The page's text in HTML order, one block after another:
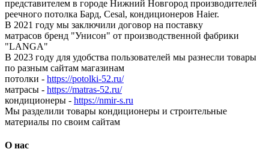
представителем в городе Нижний Новгород производителей
реечного потолка Бард, Cesal, кондиционеров Haier.
В 2021 году мы заключили договор на поставку
матрасов бренд "Унисон" от производственной фабрики
"LANGA"
В 2023 году для удобства пользователей мы разнесли товары
по разным сайтам магазинам
потолки - https://potolki-52.ru/
матрасы - https://matras-52.ru/
кондиционеры - https://nmir-s.ru
Мы разделили товары кондиционеры и строительные
материалы по своим сайтам
О нас